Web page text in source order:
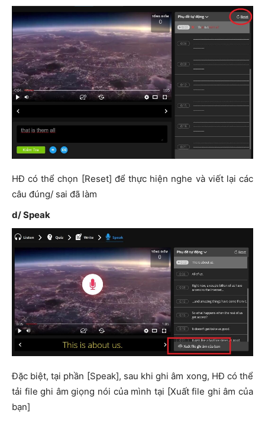
HĐ có thể chọn [Reset] để thực hiện nghe và viết lại các
câu đúng/ sai đã làm
d/ Speak
Đặc biệt, tại phần [Speak], sau khi ghi âm xong, HĐ có thể
tải file ghi âm giọng nói của mình tại [Xuất file ghi âm của
bạn]